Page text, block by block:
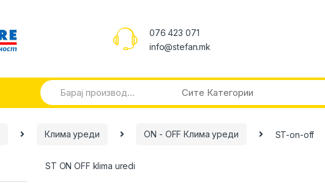
076 423 071
info@stefan.mk
Search
for:
Клима уреди ON - OFF Клима уреди ST-on-off
ST ON OFF klima uredi